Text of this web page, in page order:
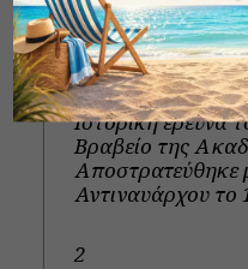
των Η.Π.Α.
Μελέτες του
ΓΕΝ και το
Δυνάμεων.
Ιστορική έρευνά
Βραβείο της
Αποστρατεύθηκε
Αντιναυάρχου το
2